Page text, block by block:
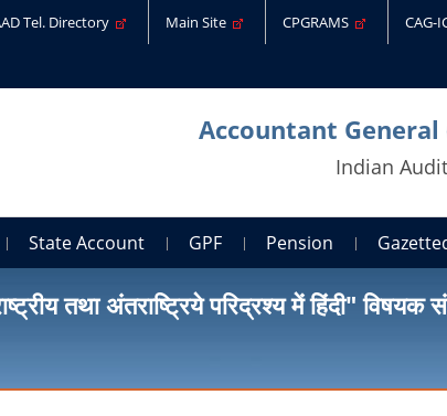
Tel. Directory Main Site CPGRAMS CAG-
Accountant
Indian
State Account GPF Pension
तथा अंतराष्ट्रिये परिद्रश्य में हिंदी" विषयक